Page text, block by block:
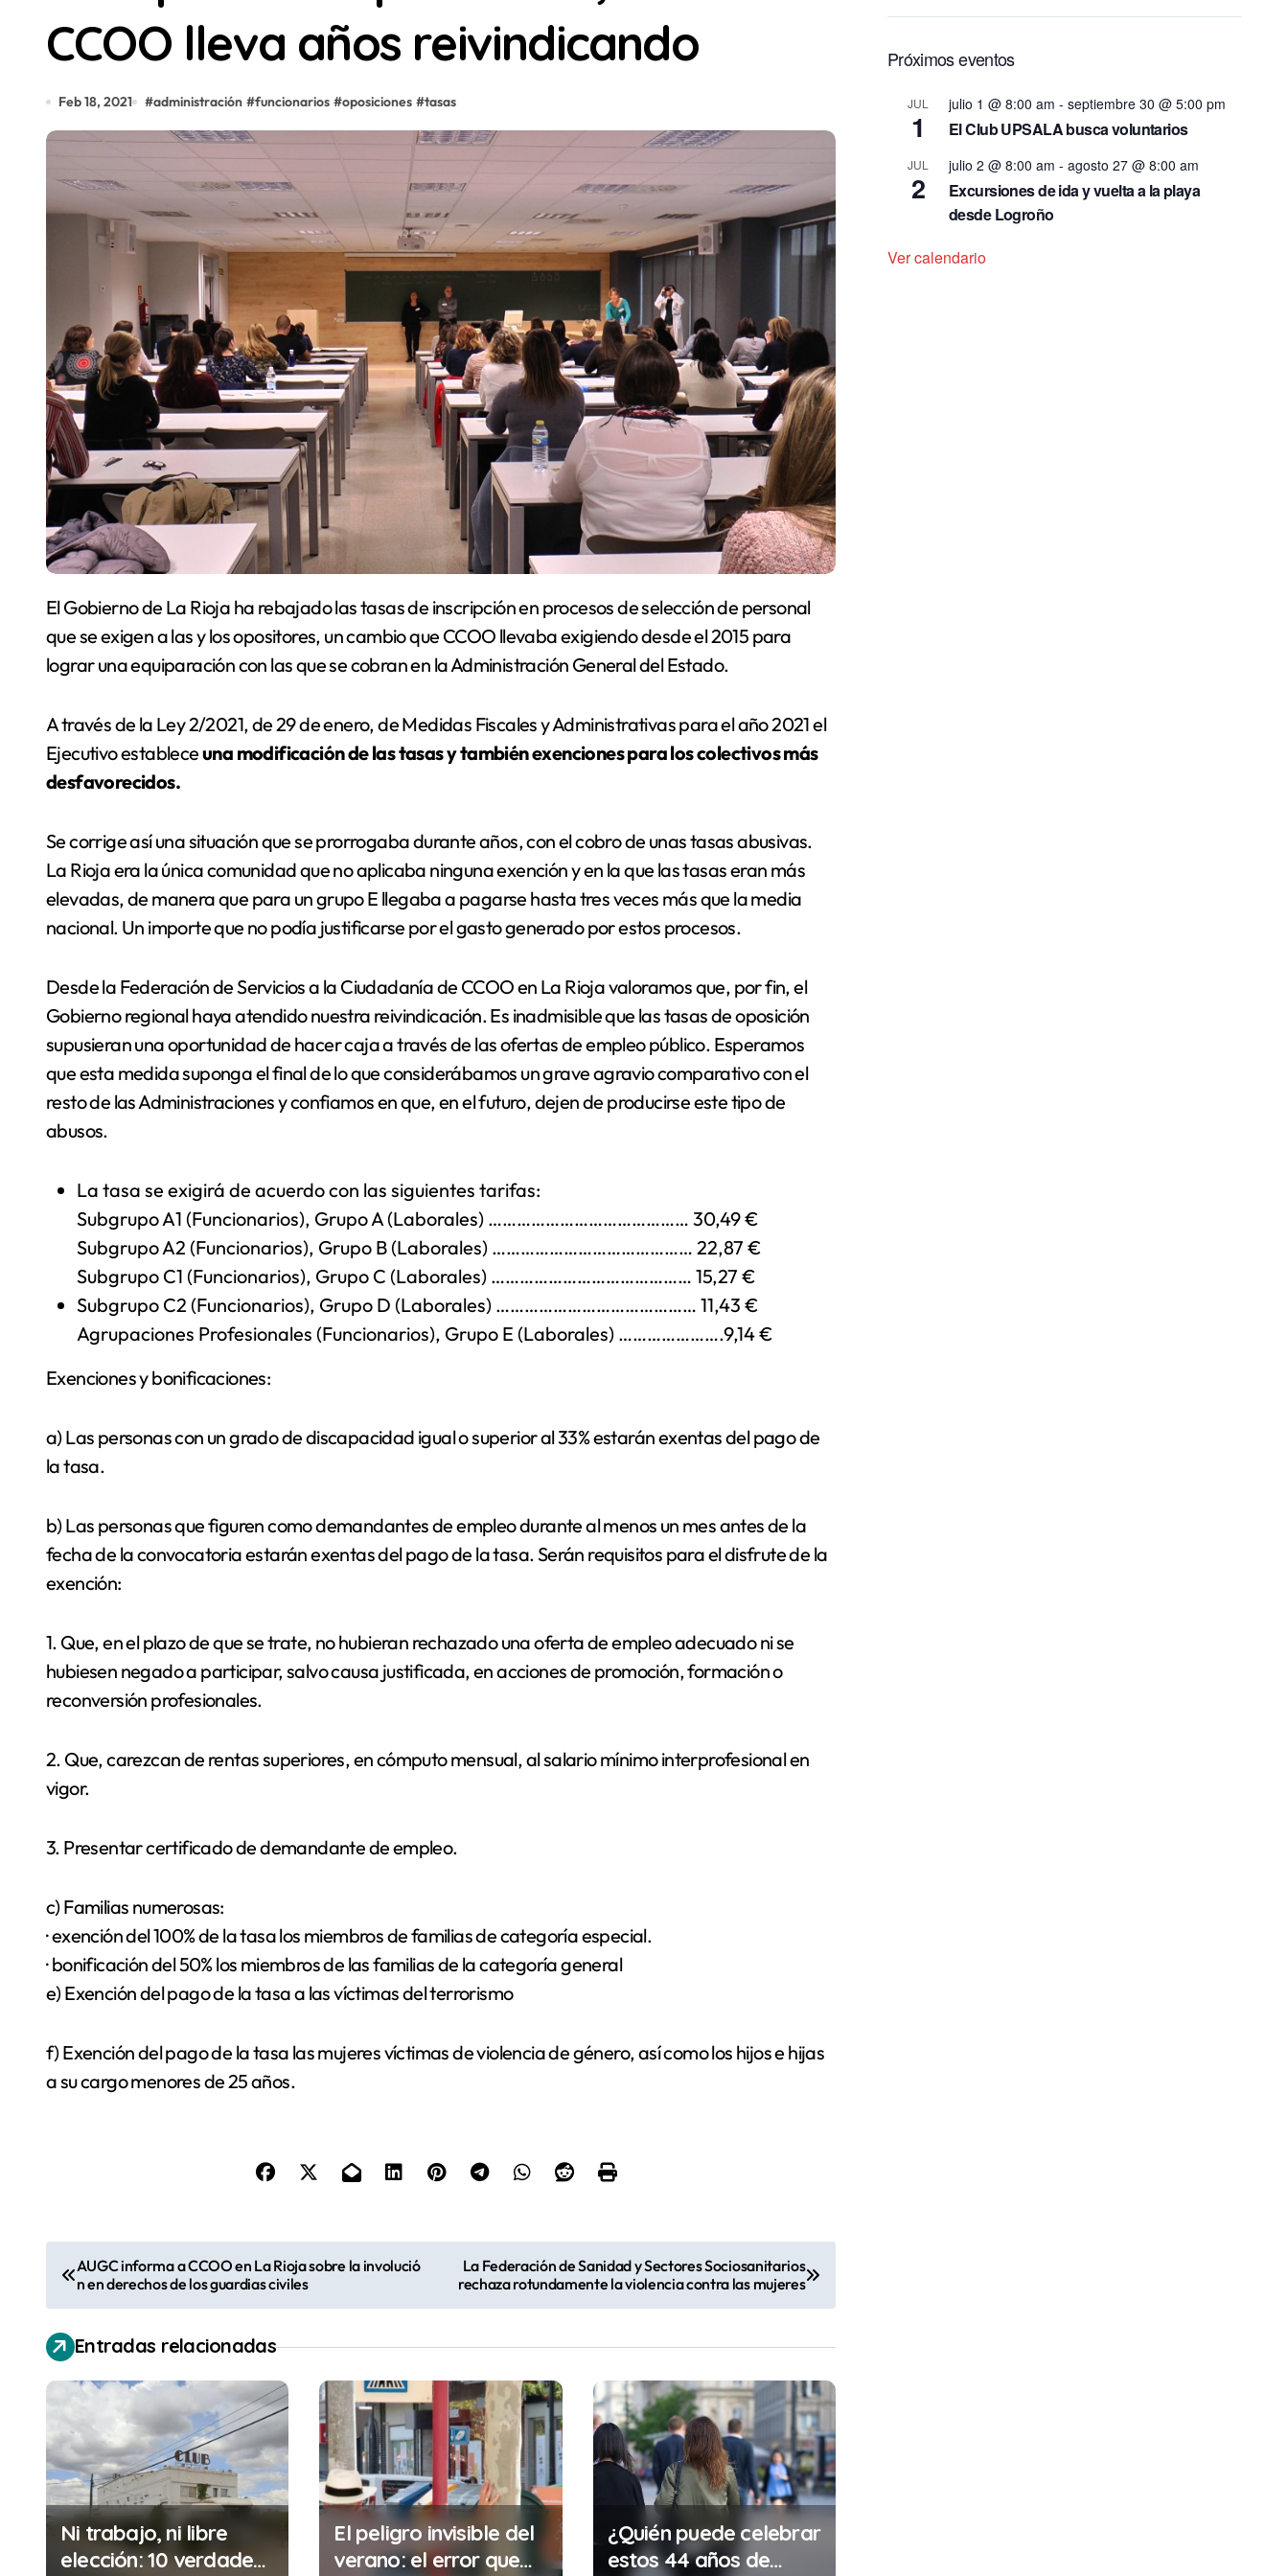
CCOO lleva años reivindicando
Feb 18, 2021 #administración #funcionarios #oposiciones #tasas
El Gobierno de La Rioja ha rebajado las tasas de inscripción en procesos de selección de personal
que se exigen a las y los opositores, un cambio que CCOO llevaba exigiendo desde el 2015 para
lograr una equiparación con las que se cobran en la Administración General del Estado.
A través de la Ley 2/2021, de 29 de enero, de Medidas Fiscales y Administrativas para el año 2021 el
Ejecutivo estableceuna modificación de las tasas y también exenciones para los colectivos más
desfavorecidos.
Se corrige así una situación que se prorrogaba durante años, con el cobro de unas tasas abusivas.
La Rioja era la única comunidad que no aplicaba ninguna exención y en la que las tasas eran más
elevadas, de manera que para un grupo E llegaba a pagarse hasta tres veces más que la media
nacional. Un importe que no podía justificarse por el gasto generado por estos procesos.
Desde la Federación de Servicios a la Ciudadanía de CCOO en La Rioja valoramos que, por fin, el
Gobierno regional haya atendido nuestra reivindicación. Es inadmisible que las tasas de oposición
supusieran una oportunidad de hacer caja a través de las ofertas de empleo público. Esperamos
que esta medida suponga el final de lo que considerábamos un grave agravio comparativo con el
resto de las Administraciones y confiamos en que, en el futuro, dejen de producirse este tipo de
abusos.
La tasa se exigirá de acuerdo con las siguientes tarifas:
Subgrupo A1 (Funcionarios), Grupo A (Laborales) …………………………………… 30,49 €
Subgrupo A2 (Funcionarios), Grupo B (Laborales) …………………………………… 22,87 €
Subgrupo C1 (Funcionarios), Grupo C (Laborales) …………………………………… 15,27 €
Subgrupo C2 (Funcionarios), Grupo D (Laborales) …………………………………… 11,43 €
Agrupaciones Profesionales (Funcionarios), Grupo E (Laborales) ………………….9,14 €
Exenciones y bonificaciones:
a) Las personas con un grado de discapacidad igual o superior al 33% estarán exentas del pago de
la tasa.
b) Las personas que figuren como demandantes de empleo durante al menos un mes antes de la
fecha de la convocatoria estarán exentas del pago de la tasa. Serán requisitos para el disfrute de la
exención:
1. Que, en el plazo de que se trate, no hubieran rechazado una oferta de empleo adecuado ni se
hubiesen negado a participar, salvo causa justificada, en acciones de promoción, formación o
reconversión profesionales.
2. Que, carezcan de rentas superiores, en cómputo mensual, al salario mínimo interprofesional en
vigor.
3. Presentar certificado de demandante de empleo.
c) Familias numerosas:
· exención del 100% de la tasa los miembros de familias de categoría especial.
· bonificación del 50% los miembros de las familias de la categoría general
e) Exención del pago de la tasa a las víctimas del terrorismo
f) Exención del pago de la tasa las mujeres víctimas de violencia de género, así como los hijos e hijas
a su cargo menores de 25 años.
a
v
e
a
c
i
AUGC informa a CCOO en La Rioja sobre la involució
n en derechos de los guardias civiles
La Federación de Sanidad y Sectores Sociosanitarios
rechaza rotundamente la violencia contra las mujeres
Entradas relacionadas
Ni trabajo, ni libre
elección: 10 verdades
El peligro invisible del
verano: el error que
¿Quién puede celebrar
estos 44 años de
Próximos eventos
JUL
1
julio 1 @ 8:00 am - septiembre 30 @ 5:00 pm
El Club UPSALA busca voluntarios
JUL
2
julio 2 @ 8:00 am - agosto 27 @ 8:00 am
Excursiones de ida y vuelta a la playa
desde Logroño
Ver calendario